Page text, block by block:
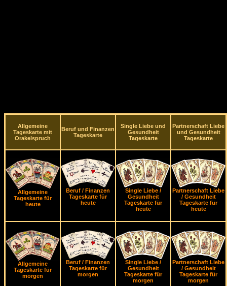
Allgemeine
Tageskarte mit
Orakelspruch
Beruf und Finanzen
Tageskarte
Single Liebe und
Gesundheit
Tageskarte
Partnerschaft Liebe
und Gesundheit
Tageskarte
Allgemeine
Tageskarte für
heute
Beruf / Finanzen
Tageskarte für
heute
Single Liebe /
Gesundheit
Tageskarte für
heute
Partnerschaft Liebe
/ Gesundheit
Tageskarte für
heute
Allgemeine
Tageskarte für
morgen
Beruf / Finanzen
Tageskarte für
morgen
Single Liebe /
Gesundheit
Tageskarte für
morgen
Partnerschaft Liebe
/ Gesundheit
Tageskarte für
morgen